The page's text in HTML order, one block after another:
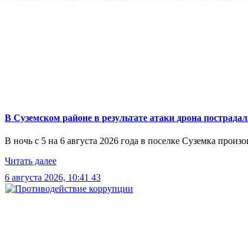
В Суземском районе в результате атаки дрона
В ночь с 5 на 6 августа 2026 года в поселке Суземка
Читать далее
6 августа 2026, 10:41 43